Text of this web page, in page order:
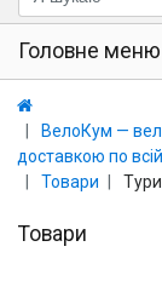
Головне меню
ВелоКум —
доставкою по всій
Товари
Товари